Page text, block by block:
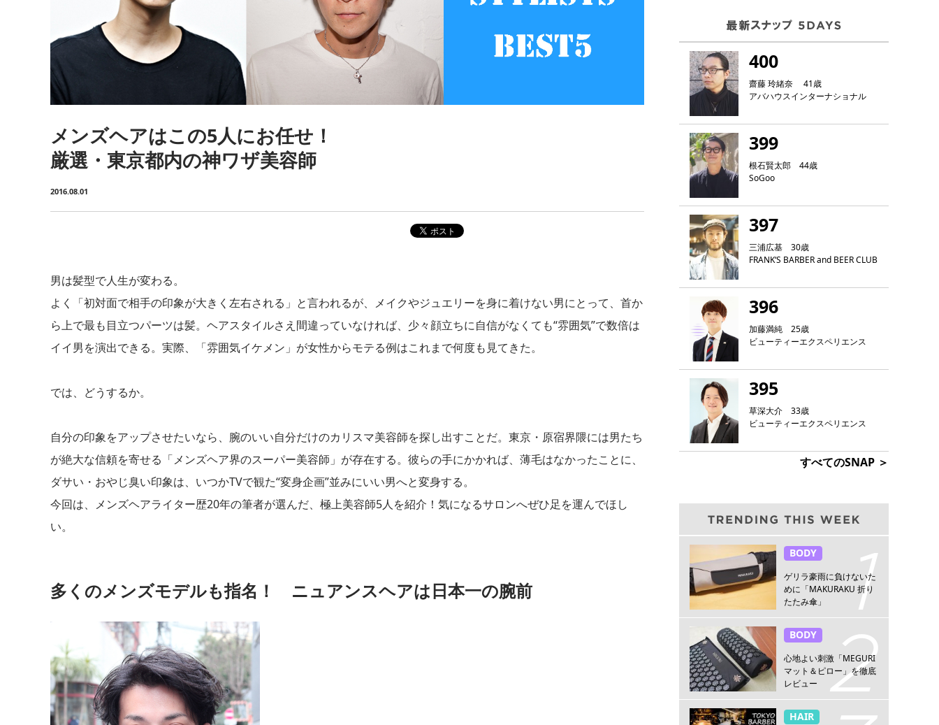
メンズヘアはこの5人にお任せ！
厳選・東京都内の神ワザ美容師
2016.08.01
男は髪型で人生が変わる。
よく「初対面で相手の印象が大きく左右される」と言われるが、メイクやジュエリーを身に着けない男にとって、首か
ら上で最も目立つパーツは髪。ヘアスタイルさえ間違っていなければ、少々顔立ちに自信がなくても“雰囲気”で数倍は
イイ男を演出できる。実際、「雰囲気イケメン」が女性からモテる例はこれまで何度も見てきた。
では、どうするか。
自分の印象をアップさせたいなら、腕のいい自分だけのカリスマ美容師を探し出すことだ。東京・原宿界隈には男たち
が絶大な信頼を寄せる「メンズヘア界のスーパー美容師」が存在する。彼らの手にかかれば、薄毛はなかったことに、
ダサい・おやじ臭い印象は、いつかTVで観た“変身企画”並みにいい男へと変身する。
今回は、メンズヘアライター歴20年の筆者が選んだ、極上美容師5人を紹介！気になるサロンへぜひ足を運んでほし
い。
多くのメンズモデルも指名！ ニュアンスヘアは日本一の腕前
400
齋藤 玲緒奈 41歳
アバハウスインターナショナル
399
根石賢太郎 44歳
SoGoo
397
三浦広基 30歳
FRANK‘S BARBER and BEER CLUB
396
加藤満純 25歳
ビューティーエクスペリエンス
395
草深大介 33歳
ビューティーエクスペリエンス
すべてのSNAP ＞
BODY
ゲリラ豪雨に負けないた
めに「MAKURAKU 折り
たたみ傘」
BODY
心地よい刺激「MEGURI
マット＆ピロー」を徹底
レビュー
HAIR